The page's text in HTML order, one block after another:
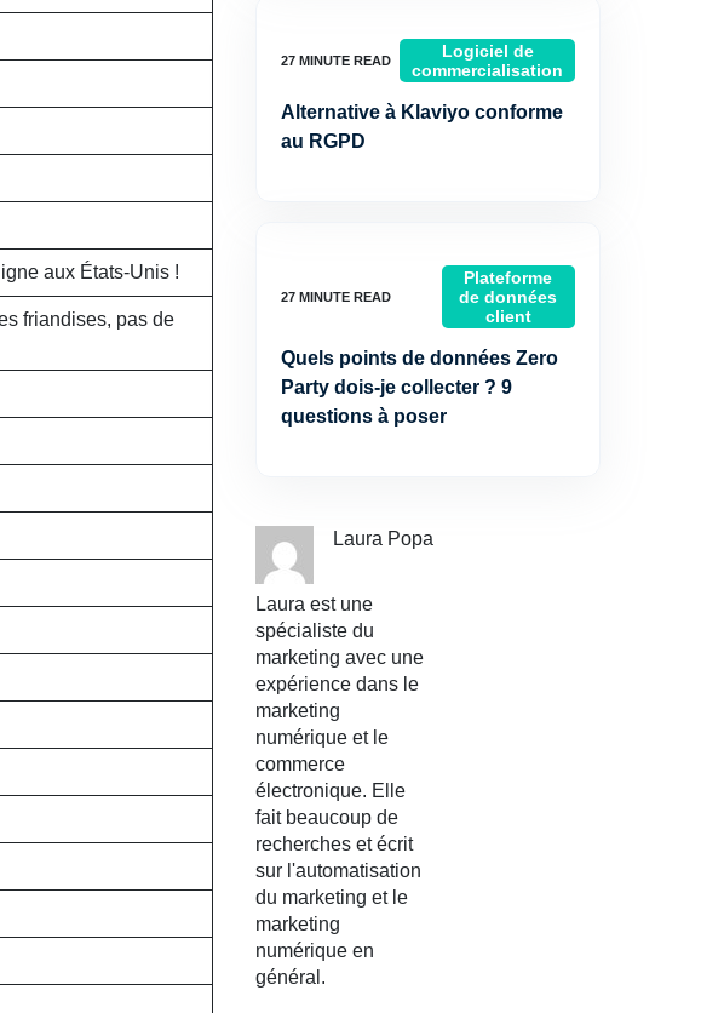
aux États-Unis !
friandises, pas de
Logiciel de
commercialisation
Alternative à Klaviyo conforme
au RGPD
Plateforme
de données
client
Quels points de données Zero
Party dois-je collecter ? 9
questions à poser
Laura Popa
Laura est une
spécialiste du
marketing avec une
expérience dans le
marketing
numérique et le
commerce
électronique. Elle
fait beaucoup de
recherches et écrit
sur l'automatisation
du marketing et le
marketing
numérique en
général.